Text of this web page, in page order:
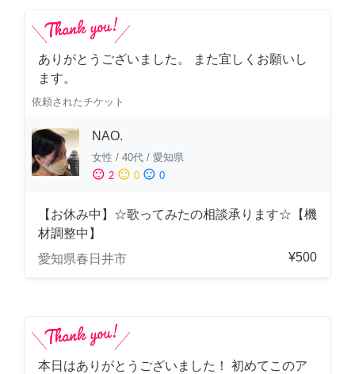
ありがとうございました。 また宜しくお願いし
ます。
依頼されたチケット
NAO.
女性 / 40代 / 愛知県
sentiment_satisfied 2 sentiment_neutral 0 sentiment_dissatisfied 0
【お休み中】☆歌ってみたの相談承ります☆【機
材調整中】
愛知県春日井市
¥500
本日はありがとうございました！ 初めてこのア